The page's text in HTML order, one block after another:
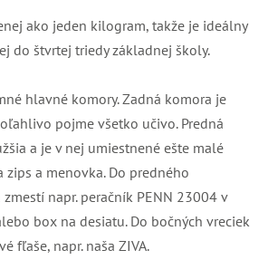
ako jeden kilogram, takže je ideálny
do štvrtej triedy základnej školy.
hlavné komory. Zadná komora je
pojme všetko učivo. Predná
a je v nej umiestnené ešte malé
zips a menovka. Do predného
napr. peračník PENN 23004 v
box na desiatu. Do bočných vreciek
fľaše, napr. naša ZIVA.